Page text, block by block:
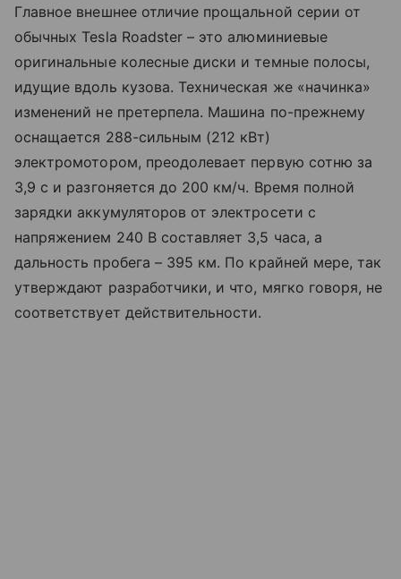
Главное внешнее отличие прощальной серии от
обычных Tesla Roadster – это алюминиевые
оригинальные колесные диски и темные полосы,
идущие вдоль кузова. Техническая же «начинка»
изменений не претерпела. Машина по-прежнему
оснащается 288-сильным (212 кВт)
электромотором, преодолевает первую сотню за
3,9 с и разгоняется до 200 км/ч. Время полной
зарядки аккумуляторов от электросети с
напряжением 240 В составляет 3,5 часа, а
дальность пробега – 395 км. По крайней мере, так
утверждают разработчики, и что, мягко говоря, не
соответствует действительности.